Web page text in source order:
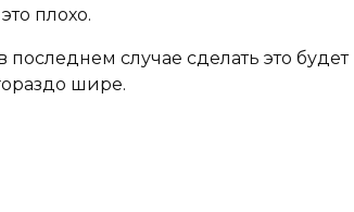
плохо.
случае сделать это будет
шире.